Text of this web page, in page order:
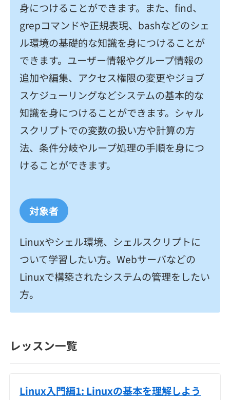
身につけることができます。また、find、
grepコマンドや正規表現、bashなどのシェ
ル環境の基礎的な知識を身につけることが
できます。ユーザー情報やグループ情報の
追加や編集、アクセス権限の変更やジョブ
スケジューリングなどシステムの基本的な
知識を身につけることができます。シャル
スクリプトでの変数の扱い方や計算の方
法、条件分岐やループ処理の手順を身につ
けることができます。
対象者
Linuxやシェル環境、シェルスクリプトに
ついて学習したい方。Webサーバなどの
Linuxで構築されたシステムの管理をしたい
方。
レッスン一覧
Linux入門編1: Linuxの基本を理解しよう